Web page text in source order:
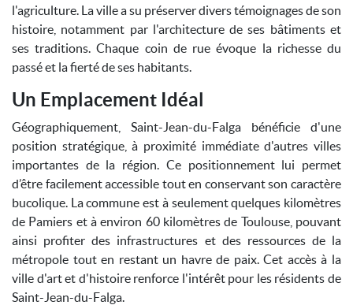
l'agriculture. La ville a su préserver divers témoignages de son
histoire, notamment par l'architecture de ses bâtiments et
ses traditions. Chaque coin de rue évoque la richesse du
passé et la fierté de ses habitants.
Un Emplacement Idéal
Géographiquement, Saint-Jean-du-Falga bénéficie d'une
position stratégique, à proximité immédiate d'autres villes
importantes de la région. Ce positionnement lui permet
d’être facilement accessible tout en conservant son caractère
bucolique. La commune est à seulement quelques kilomètres
de Pamiers et à environ 60 kilomètres de Toulouse, pouvant
ainsi profiter des infrastructures et des ressources de la
métropole tout en restant un havre de paix. Cet accès à la
ville d'art et d'histoire renforce l'intérêt pour les résidents de
Saint-Jean-du-Falga.